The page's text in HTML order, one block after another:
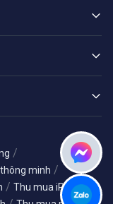
/
minh /
/ Thu mua iPhone /